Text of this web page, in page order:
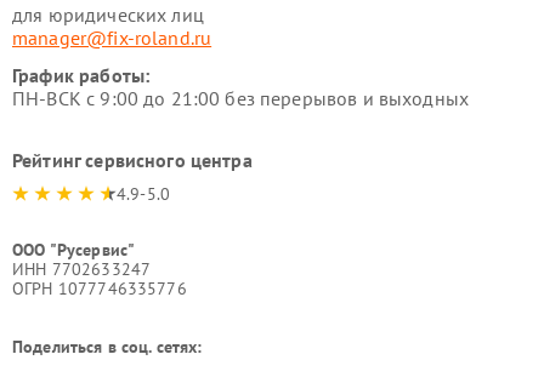
для юридических лиц
manager@fix-roland.ru
График работы:
ПН-ВСК с 9:00 до 21:00 без перерывов и выходных
Рейтинг сервисного центра
4.9-5.0
ООО "Русервис"
ИНН 7702633247
ОГРН 1077746335776
Поделиться в соц. сетях: